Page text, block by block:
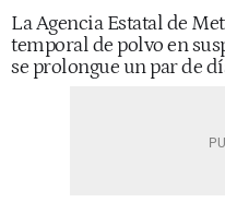
La Agencia Estatal de
temporal de polvo en
se prolongue un par de